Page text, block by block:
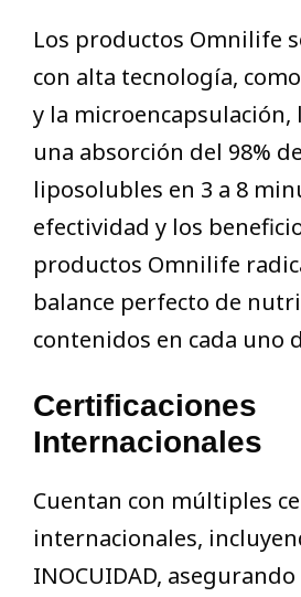
Los productos Omnilife
con alta tecnología,
y la
una absorción del 98%
liposolubles en 3 a 8
efectividad y los
productos Omnilife
balance perfecto de
contenidos en cada uno
Certificaciones
Internacionales
Cuentan con múltiples
internacionales,
INOCUIDAD,